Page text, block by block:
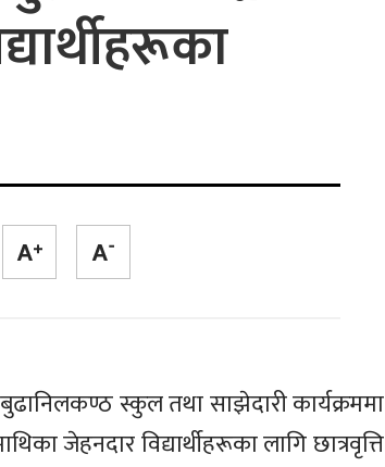
बुढानिलकण्ठ स्कुल तथा साझेदारी कार्यक्रममा
जेहनदार विद्यार्थीहरूका लागि छात्रवृत्ति